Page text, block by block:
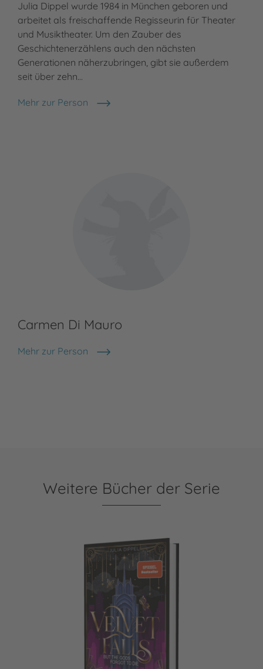
Julia Dippel wurde 1984 in München geboren und
arbeitet als freischaffende Regisseurin für Theater
und Musiktheater. Um den Zauber des
Geschichtenerzählens auch den nächsten
Generationen näherzubringen, gibt sie außerdem
seit über zehn…
Mehr zur Person
Julia Dippel
Carmen Di Mauro
Mehr zur Person
Carmen Di Mauro
Weitere Bücher der Serie